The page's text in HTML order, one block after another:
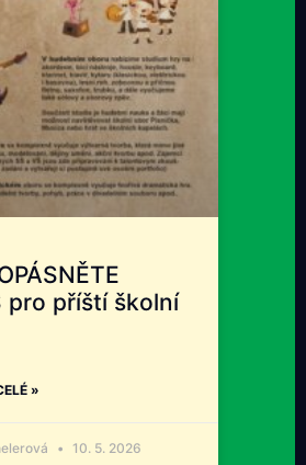
pro příští školní
»
10. 5. 2026